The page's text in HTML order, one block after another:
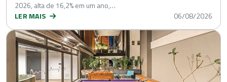
2026, alta de 16,2% em um ano,…
LER MAIS
06/08/2026